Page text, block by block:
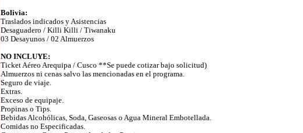
Bolivia:
Traslados indicados y Asistencias
Desaguadero / Killi Killi / Tiwanaku
03 Desayunos / 02 Almuerzos
NO INCLUYE:
Ticket Aéreo Arequipa / Cusco **Se puede cotizar bajo solicitud)
Almuerzos ni cenas salvo las mencionadas en el programa.
Seguro de viaje.
Extras.
Exceso de equipaje.
Propinas o Tips.
Bebidas Alcohólicas, Soda, Gaseosas o Agua Mineral Embotellada.
Comidas no Especificadas.